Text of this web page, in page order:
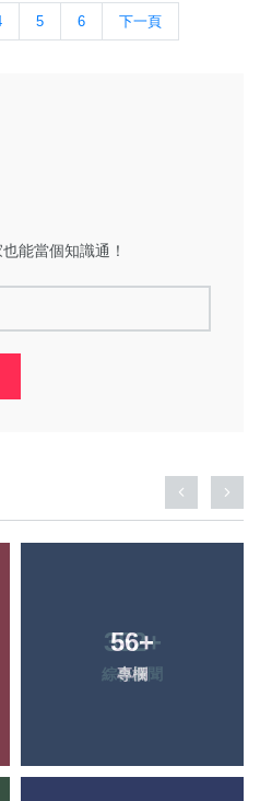
5 6 下一頁
能當個知識通！
56+
專欄